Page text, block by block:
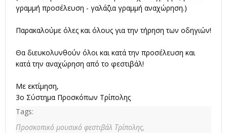
γραμμή προσέλευση - γαλάζια γραμμή αναχώρηση.)
Παρακαλούμε όλες και όλους για την τήρηση των οδηγιών!
Θα διευκολυνθούν όλοι και κατά την προσέλευση και
κατά την αναχώρηση από το φεστιβάλ!
Με εκτίμηση,
3ο Σύστημα Προσκόπων Τρίπολης
Tags:
Προσκοπικό μουσικό φεστιβάλ Τρίπολης,